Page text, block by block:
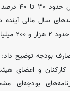
نسبت به
سال مالی
است.
بودجه توضیح
و اعضای